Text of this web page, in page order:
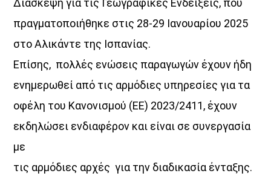
14:00
Διάσκεψη για τις Γεωγραφικές Ενδείξεις, που
πραγματοποιήθηκε στις 28-29 Ιανουαρίου 2025
στο Αλικάντε της Ισπανίας.
Επίσης, πολλές ενώσεις παραγωγών έχουν ήδη
ενημερωθεί από τις αρμόδιες υπηρεσίες για τα
οφέλη του Κανονισμού (ΕΕ) 2023/2411, έχουν
εκδηλώσει ενδιαφέρον και είναι σε συνεργασία
με
τις αρμόδιες αρχές για την διαδικασία ένταξης.